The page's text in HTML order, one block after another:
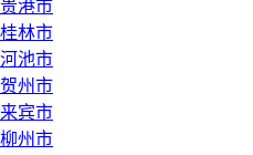
贵港市
桂林市
河池市
贺州市
来宾市
柳州市